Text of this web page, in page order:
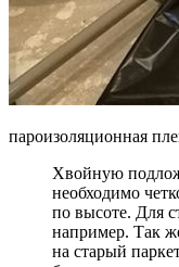
пароизоляционная
Хвойную
необходимо
по высоте. Для
например. Так
на старый